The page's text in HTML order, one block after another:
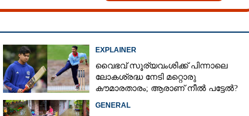
EXPLAINER
വൈഭവ് സൂര്യവംശിക്ക് പിന്നാലെ
ലോകശ്രദ്ധ നേടി മറ്റൊരു
കൗമാരതാരം; ആരാണ് നീൽ പട്ടേൽ?
GENERAL